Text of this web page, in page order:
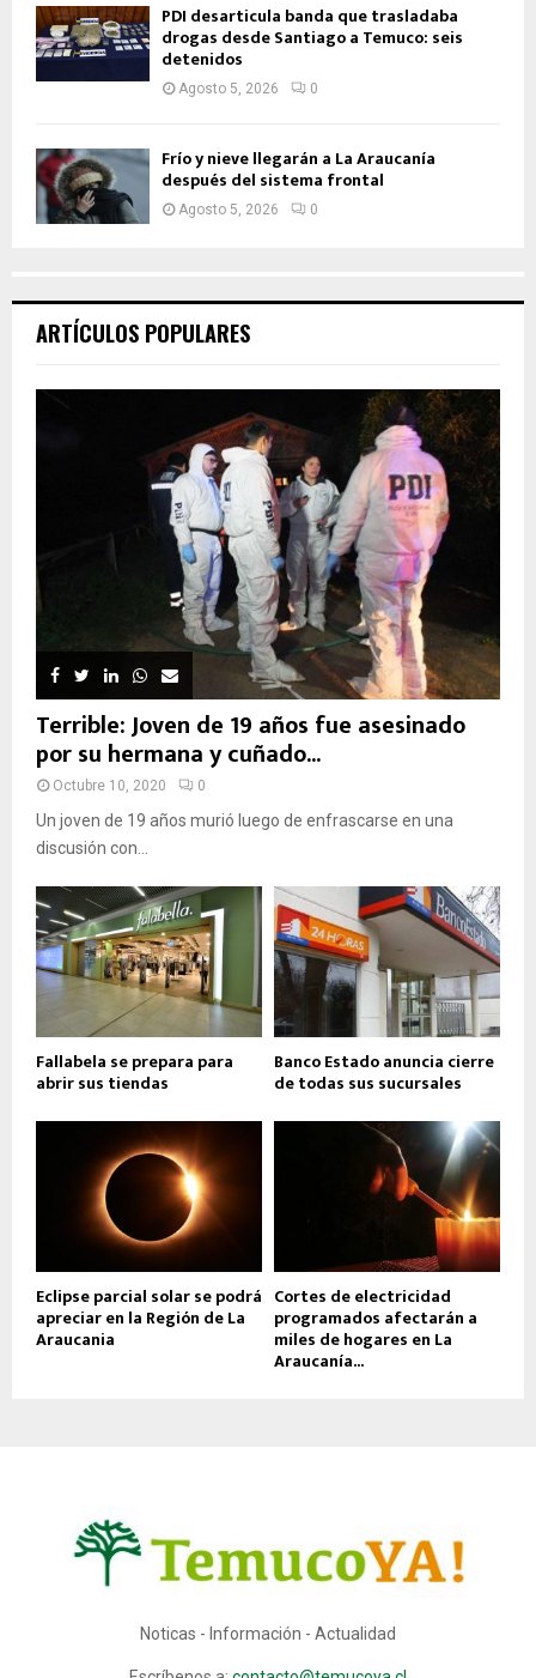
PDI desarticula banda que trasladaba
drogas desde Santiago a Temuco: seis
detenidos
Agosto 5, 2026 0
Frío y nieve llegarán a La Araucanía
después del sistema frontal
Agosto 5, 2026 0
ARTÍCULOS POPULARES
Terrible: Joven de 19 años fue asesinado
por su hermana y cuñado...
Octubre 10, 2020 0
Un joven de 19 años murió luego de enfrascarse en una
discusión con...
Fallabela se prepara para
abrir sus tiendas
Banco Estado anuncia cierre
de todas sus sucursales
Eclipse parcial solar se podrá
apreciar en la Región de La
Araucania
Cortes de electricidad
programados afectarán a
miles de hogares en La
Araucanía...
Noticas - Información - Actualidad